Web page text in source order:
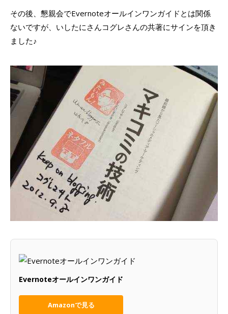
その後、懇親会でEvernoteオールインワンガイドとは関係
ないですが、いしたにさんコグレさんの共著にサインを頂き
ました♪
Evernoteオールインワンガイド
Amazonで見る